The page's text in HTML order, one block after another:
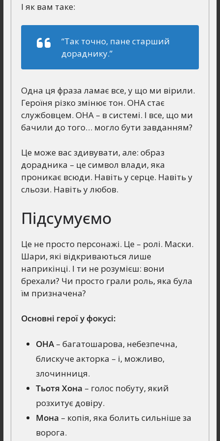
І як вам таке:
“Так точно, пане старший
дораднику.”
Одна ця фраза ламає все, у що ми вірили.
Героїня різко змінює тон. ОНА стає
службовцем. ОНА – в системі. І все, що ми
бачили до того… могло бути завданням?
Це може вас здивувати, але: образ
дорадника – це символ влади, яка
проникає всюди. Навіть у серце. Навіть у
сльози. Навіть у любов.
Підсумуємо
Це не просто персонажі. Це – ролі. Маски.
Шари, які відкриваються лише
наприкінці. І ти не розумієш: вони
брехали? Чи просто грали роль, яка була
їм призначена?
Основні герої у фокусі:
ОНА– багатошарова, небезпечна,
блискуче акторка – і, можливо,
злочинниця.
Тьотя Хона – голос побуту, який
розхитує довіру.
Мона – копія, яка болить сильніше за
ворога.